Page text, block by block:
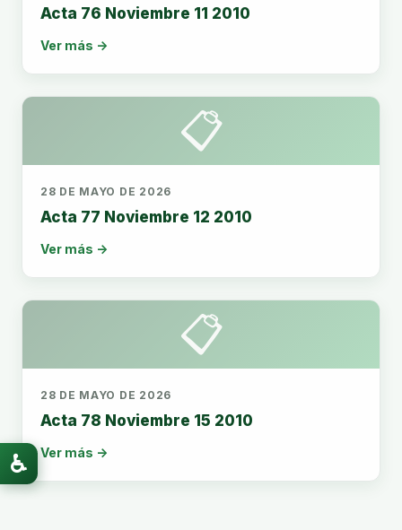
Acta 76 Noviembre 11 2010
Ver más →
📋
28 DE MAYO DE 2026
Acta 77 Noviembre 12 2010
Ver más →
📋
28 DE MAYO DE 2026
Acta 78 Noviembre 15 2010
Ver más →
♿